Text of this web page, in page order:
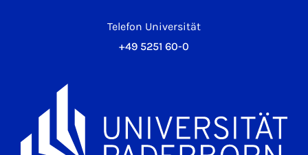
Telefon Universität
+49 5251 60-0